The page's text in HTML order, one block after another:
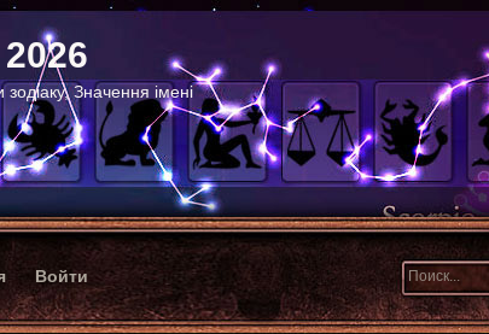
Значення імені
Войти